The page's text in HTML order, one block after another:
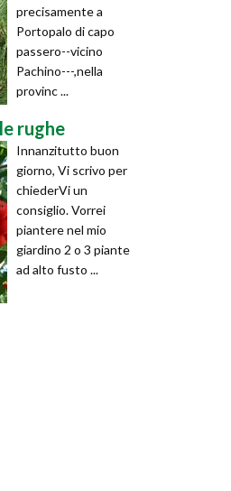
precisamente a
Portopalo di capo
passero--vicino
Pachino---,nella
provinc ...
rughe
Innanzitutto buon
giorno, Vi scrivo per
chiederVi un
consiglio. Vorrei
piantere nel mio
giardino 2 o 3 piante
ad alto fusto ...